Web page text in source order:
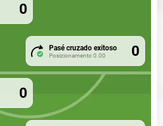
0
Pasé cruzado exitoso
Posizionamento 0.00 0
0